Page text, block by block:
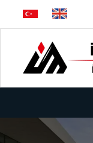
Türkçe English